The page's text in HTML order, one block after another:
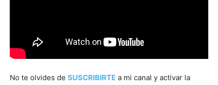
No te olvides de SUSCRIBIRTE a mi canal y activar la